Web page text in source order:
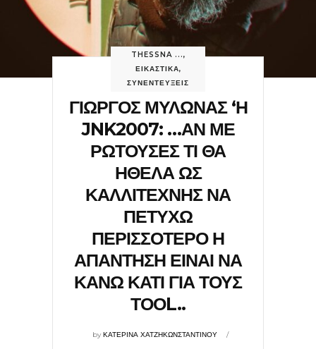
THESSNA ...,
ΕΙΚΑΣΤΙΚΑ,
ΣΥΝΕΝΤΕΥΞΕΙΣ
ΓΙΩΡΓΟΣ ΜΥΛΩΝΑΣ ‘Η
JNK2007: …ΑΝ ΜΕ
ΡΩΤΟΥΣΕΣ ΤΙ ΘΑ
ΗΘΕΛΑ ΩΣ
ΚΑΛΛΙΤΕΧΝΗΣ ΝΑ
ΠΕΤΥΧΩ
ΠΕΡΙΣΣΟΤΕΡΟ Η
ΑΠΑΝΤΗΣΗ ΕΙΝΑΙ ΝΑ
ΚΑΝΩ ΚΑΤΙ ΓΙΑ ΤΟΥΣ
ΤΟΟL..
byΚΑΤΕΡΙΝΑ ΧΑΤΖΗΚΩΝΣΤΑΝΤΙΝΟΥ